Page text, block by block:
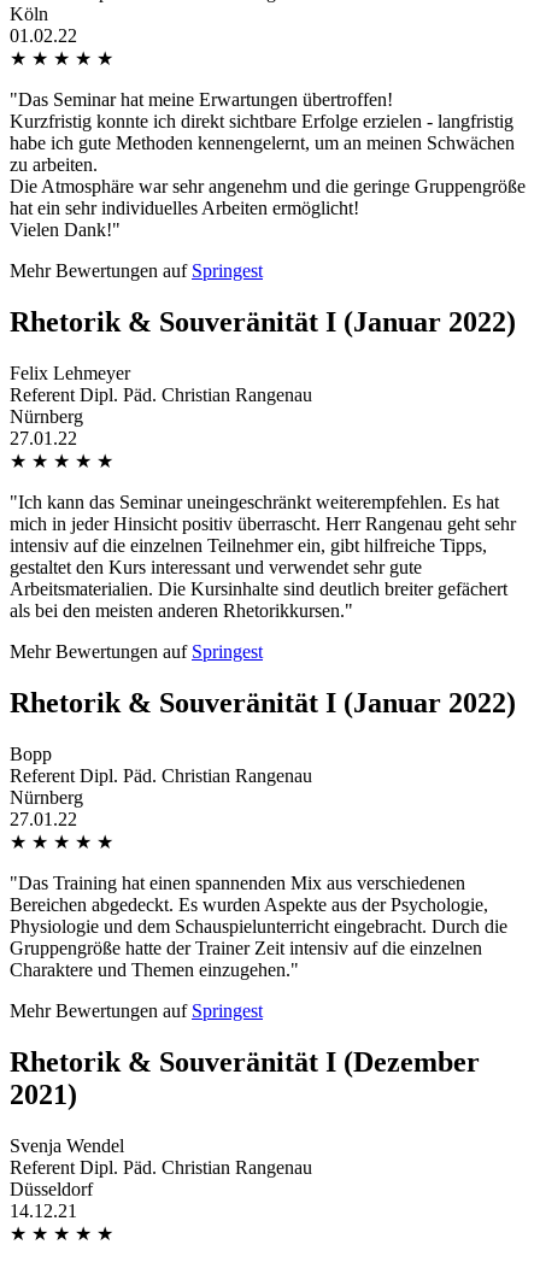
Köln
01.02.22
★ ★ ★ ★ ★
"Das Seminar hat meine Erwartungen übertroffen!
Kurzfristig konnte ich direkt sichtbare Erfolge erzielen - langfristig
habe ich gute Methoden kennengelernt, um an meinen Schwächen
zu arbeiten.
Die Atmosphäre war sehr angenehm und die geringe Gruppengröße
hat ein sehr individuelles Arbeiten ermöglicht!
Vielen Dank!"
Mehr Bewertungen auf Springest
Rhetorik & Souveränität I (Januar 2022)
Felix Lehmeyer
Referent Dipl. Päd. Christian Rangenau
Nürnberg
27.01.22
★ ★ ★ ★ ★
"Ich kann das Seminar uneingeschränkt weiterempfehlen. Es hat
mich in jeder Hinsicht positiv überrascht. Herr Rangenau geht sehr
intensiv auf die einzelnen Teilnehmer ein, gibt hilfreiche Tipps,
gestaltet den Kurs interessant und verwendet sehr gute
Arbeitsmaterialien. Die Kursinhalte sind deutlich breiter gefächert
als bei den meisten anderen Rhetorikkursen."
Mehr Bewertungen auf Springest
Rhetorik & Souveränität I (Januar 2022)
Bopp
Referent Dipl. Päd. Christian Rangenau
Nürnberg
27.01.22
★ ★ ★ ★ ★
"Das Training hat einen spannenden Mix aus verschiedenen
Bereichen abgedeckt. Es wurden Aspekte aus der Psychologie,
Physiologie und dem Schauspielunterricht eingebracht. Durch die
Gruppengröße hatte der Trainer Zeit intensiv auf die einzelnen
Charaktere und Themen einzugehen."
Mehr Bewertungen auf Springest
Rhetorik & Souveränität I (Dezember
2021)
Svenja Wendel
Referent Dipl. Päd. Christian Rangenau
Düsseldorf
14.12.21
★ ★ ★ ★ ★